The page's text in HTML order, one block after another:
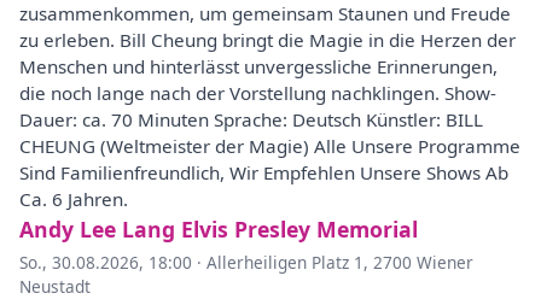
zusammenkommen, um gemeinsam Staunen und Freude
zu erleben. Bill Cheung bringt die Magie in die Herzen der
Menschen und hinterlässt unvergessliche Erinnerungen,
die noch lange nach der Vorstellung nachklingen. Show-
Dauer: ca. 70 Minuten Sprache: Deutsch Künstler: BILL
CHEUNG (Weltmeister der Magie) Alle Unsere Programme
Sind Familienfreundlich, Wir Empfehlen Unsere Shows Ab
Ca. 6 Jahren.
Andy Lee Lang Elvis Presley Memorial
So., 30.08.2026, 18:00 · Allerheiligen Platz 1, 2700 Wiener
Neustadt